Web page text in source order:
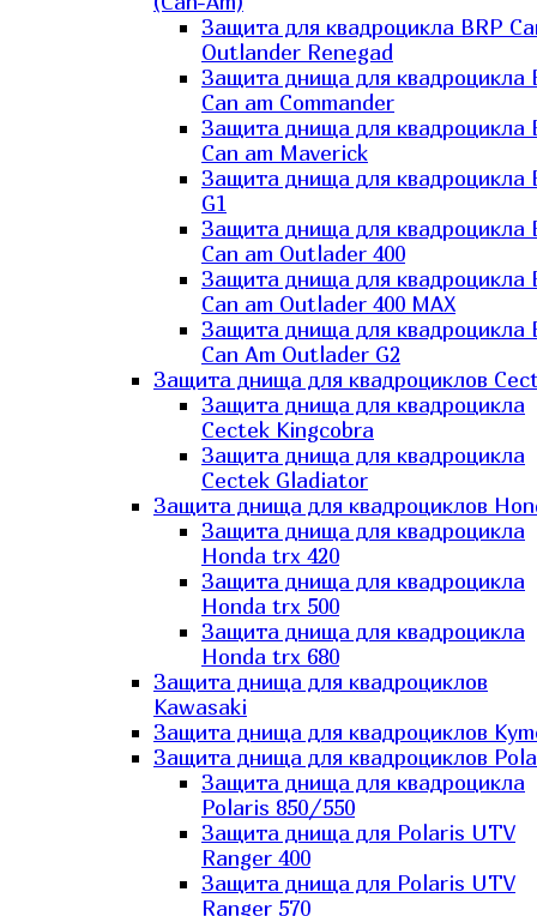
Защита для квадроцикла BRP
Outlander Renegad
Защита днища для квадроцикла
Can am Commander
Защита днища для квадроцикла
Can am Maverick
Защита днища для квадроцикла
G1
Защита днища для квадроцикла
Can am Outlader 400
Защита днища для квадроцикла
Can am Outlader 400 MAX
Защита днища для квадроцикла
Can Аm Outlader G2
Защита днища для квадроциклов
Защита днища для квадроцикла
Cectek Kingcobra
Защита днища для квадроцикла
Cectek Gladiator
Защита днища для квадроциклов
Защита днища для квадроцикла
Honda trx 420
Защита днища для квадроцикла
Honda trx 500
Защита днища для квадроцикла
Honda trx 680
Защита днища для квадроциклов
Kawasaki
Защита днища для квадроциклов
Защита днища для квадроциклов
Защита днища для квадроцикла
Polaris 850/550
Защита днища для Polaris UTV
Ranger 400
Защита днища для Polaris UTV
Ranger 570